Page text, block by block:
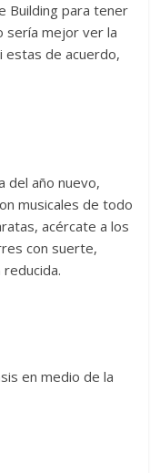
Building para tener
sería mejor ver la
estas de acuerdo,
del año nuevo,
musicales de todo
acércate a los
con suerte,
en medio de la